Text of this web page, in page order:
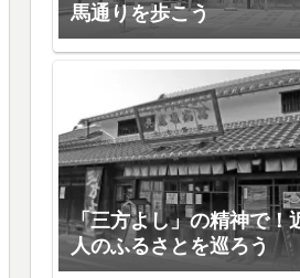
馬通りを歩こう
「三方よし」の精神で！
人のふるさとを巡ろう